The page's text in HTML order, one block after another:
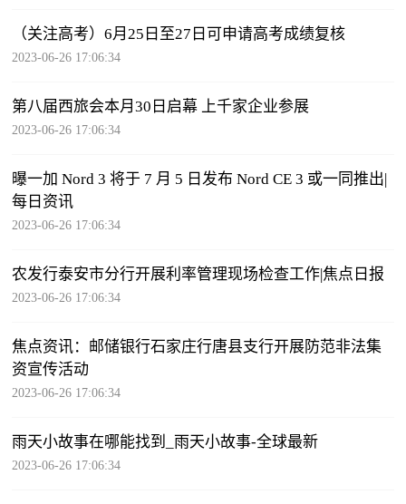
（关注高考）6月25日至27日可申请高考成绩复核
2023-06-26 17:06:34
第八届西旅会本月30日启幕 上千家企业参展
2023-06-26 17:06:34
曝一加 Nord 3 将于 7 月 5 日发布 Nord CE 3 或一同推出|
每日资讯
2023-06-26 17:06:34
农发行泰安市分行开展利率管理现场检查工作|焦点日报
2023-06-26 17:06:34
焦点资讯：邮储银行石家庄行唐县支行开展防范非法集
资宣传活动
2023-06-26 17:06:34
雨天小故事在哪能找到_雨天小故事-全球最新
2023-06-26 17:06:34